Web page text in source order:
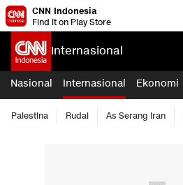
CNN Indonesia
Find it on Play Store
Internasional
Nasional Internasional Ekonomi
Palestina Rudal As Serang Iran